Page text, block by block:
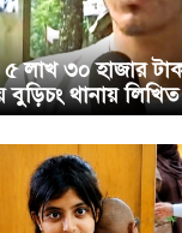
৫ লাখ ৩০ হাজার
থানায়